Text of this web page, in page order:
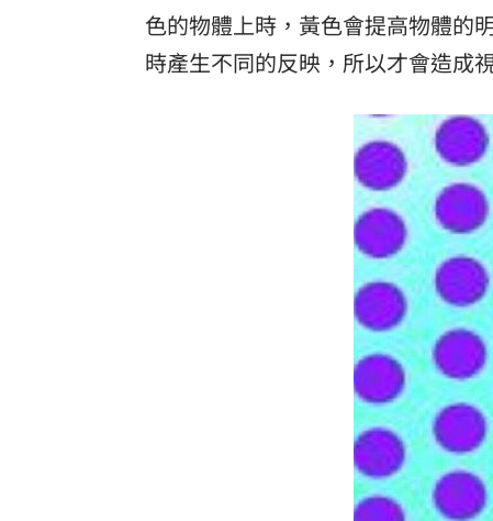
色的物體上時，黃色會提高物體的
時產生不同的反映，所以才會造成